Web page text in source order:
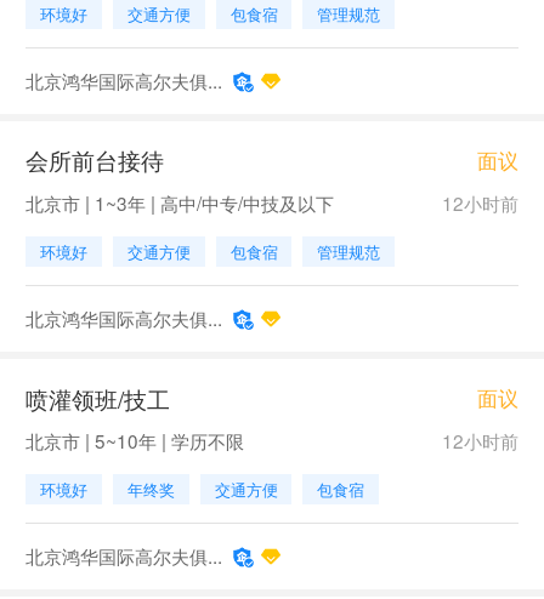
环境好 交通方便 包食宿 管理规范
北京鸿华国际高尔夫俱...
会所前台接待 面议
北京市 | 1~3年 | 高中/中专/中技及以下 12小时前
环境好 交通方便 包食宿 管理规范
北京鸿华国际高尔夫俱...
喷灌领班/技工 面议
北京市 | 5~10年 | 学历不限 12小时前
环境好 年终奖 交通方便 包食宿
北京鸿华国际高尔夫俱...